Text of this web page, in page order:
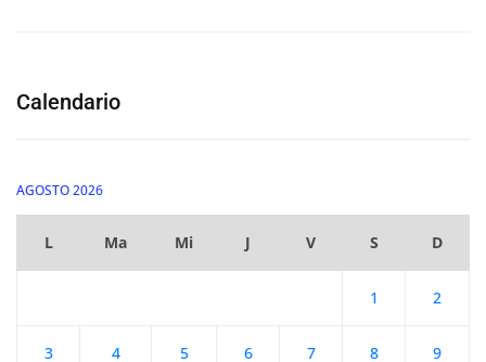
Calendario
AGOSTO 2026
L Ma Mi J V S D
1 2
3 4 5 6 7 8 9